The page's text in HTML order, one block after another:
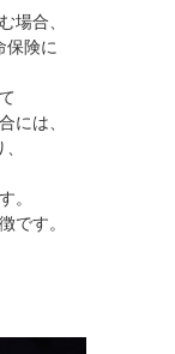
場合、
保険に
には、
。
です。